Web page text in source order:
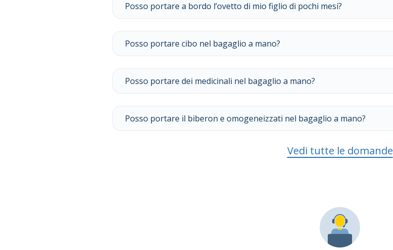
Posso portare a bordo l’ovetto di mio figlio di pochi mesi?
Posso portare cibo nel bagaglio a mano?
Posso portare dei medicinali nel bagaglio a mano?
Posso portare il biberon e omogeneizzati nel bagaglio a mano?
Vedi tutte le domande